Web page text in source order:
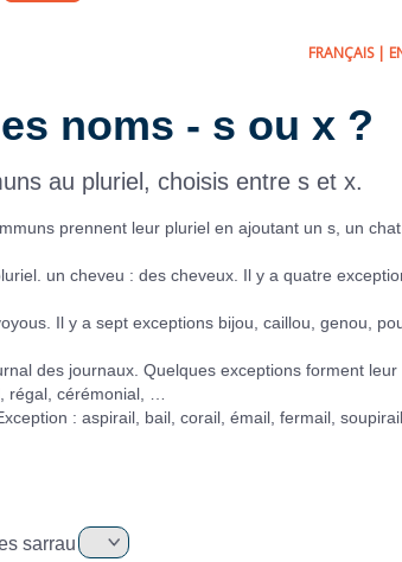
FRANÇAIS|
noms - s ou x ?
au pluriel, choisis entre s et x.
prennent leur pluriel en ajoutant un s, un
un cheveu : des cheveux. Il y a quatre
Il y a sept exceptions bijou, caillou, genou,
des journaux. Quelques exceptions forment leur
régal, cérémonial, …
: aspirail, bail, corail, émail, fermail, soupirail,
sarrau